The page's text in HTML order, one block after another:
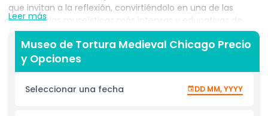
que invitan a la reflexión, convirtiéndolo en una de las
experiencias museísticas más intensas y educativas de
Chicago. Los visitantes son transportados a la Edad Media,
donde el miedo, la superstición y el poder moldeaban
métodos brutales de control. Descubre réplicas a tamaño
real de infames dispositivos de tortura como la doncella de
hierro, el potro, la rueda de romper huesos y la guillotina,
todos presentados con contexto histórico y narrativas
Leer más
Museo de Tortura Medieval Chicago Precio
y Opciones
Seleccionar una fecha DD MM, YYYY